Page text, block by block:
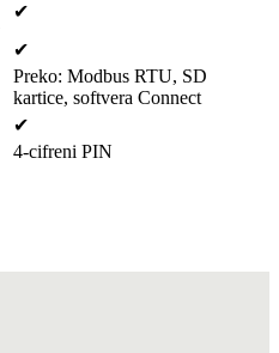
✔
✔
Preko: Modbus RTU, SD
kartice, softvera Connect
✔
4-cifreni PIN